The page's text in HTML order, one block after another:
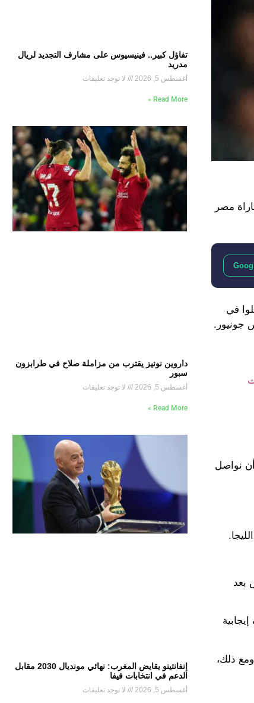
مصر
في
جونيور.
نواصل
بعد
ومع ذلك،
تفاؤل كبير.. فينيسيوس على مشارف التجديد لريال
مدريد
أغسطس 5, 2026 لا توجد تعليقات
Read More »
داروين نونيز يقترب من مزاملة صلاح في طرابزون
سبور
أغسطس 5, 2026 لا توجد تعليقات
Read More »
إنفانتينو يقايض المغرب: نهائي مونديال 2030 مقابل
الدعم في انتخابات فيفا
أغسطس 5, 2026 لا توجد تعليقات